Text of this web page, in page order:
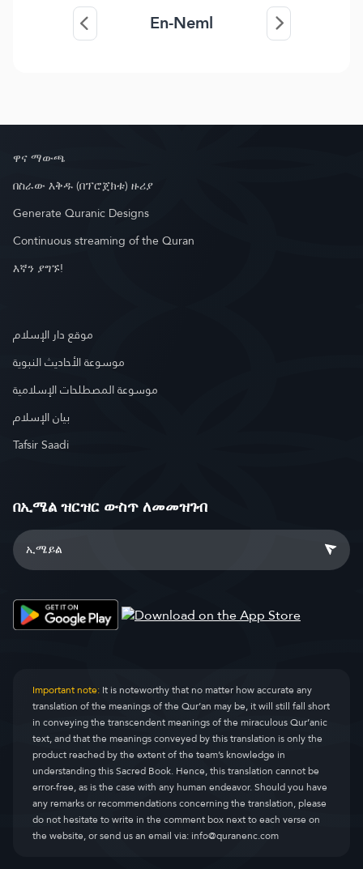
En-Neml
ዋና ማውጫ
በስራው እቅዱ (በፕሮጀክቱ) ዙሪያ
Generate Quranic Designs
Continuous streaming of the Quran
እኛን ያግኙ!
موقع دار الإسلام
موسوعة الأحاديث النبوية
موسوعة المصطلحات الإسلامية
بيان الإسلام
Tafsir Saadi
በኢሜል ዝርዝር ውስጥ ለመመዝገብ
Important note:It is noteworthy that no matter how accurate any
translation of the meanings of the Qur’an may be, it will still fall short
in conveying the transcendent meanings of the miraculous Qur’anic
text, and that the meanings conveyed by this translation is only the
product reached by the extent of the team’s knowledge in
understanding this Sacred Book. Hence, this translation cannot be
error-free, as is the case with any human endeavor. Should you have
any remarks or recommendations concerning the translation, please
do not hesitate to write in the comment box next to each verse on
the website, or send us an email via:info@quranenc.com